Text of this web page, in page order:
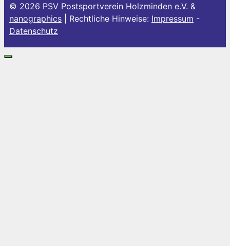
© 2026 PSV Postsportverein Holzminden e.V. &
nanographics | Rechtliche Hinweise: Impressum -
Datenschutz
Schließen